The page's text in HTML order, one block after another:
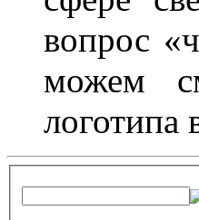
вопрос
можем
логотипа